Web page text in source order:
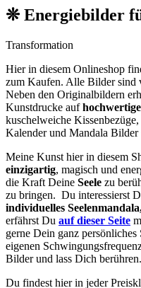
❊ Energiebilder
Transformation
Hier in diesem Onlineshop
zum Kaufen. Alle Bilder sind
Neben den Originalbildern
Kunstdrucke auf
kuschelweiche
Kalender und Mandala
Meine Kunst hier in diesem
einzigartig, magisch und
die Kraft Deine Seele zu
zu bringen. Du interessierst
individuelles
erfährst Du auf dieser Seite
gerne Dein ganz
eigenen
Bilder und lass Dich berühren.
Du findest hier in jeder